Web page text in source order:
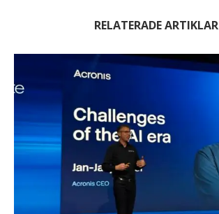
RELATERADE ARTIKLAR